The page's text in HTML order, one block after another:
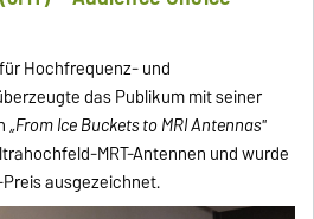
Hochfrequenz- und
das Publikum mit seiner
„From Ice Buckets to MRI Antennas"
MRT-Antennen und wurde
ausgezeichnet.